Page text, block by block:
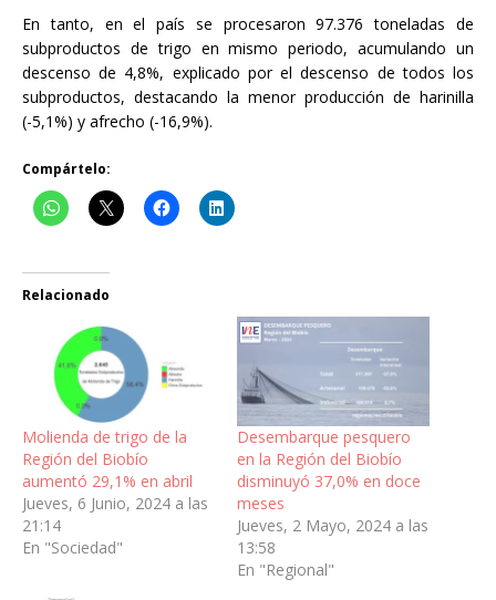
En tanto, en el país se procesaron 97.376 toneladas de
subproductos de trigo en mismo periodo, acumulando un
descenso de 4,8%, explicado por el descenso de todos los
subproductos, destacando la menor producción de harinilla
(-5,1%) y afrecho (-16,9%).
Compártelo:
Relacionado
Molienda de trigo de la
Región del Biobío
aumentó 29,1% en abril
Jueves, 6 Junio, 2024 a las
21:14
En "Sociedad"
Desembarque pesquero
en la Región del Biobío
disminuyó 37,0% en doce
meses
Jueves, 2 Mayo, 2024 a las
13:58
En "Regional"